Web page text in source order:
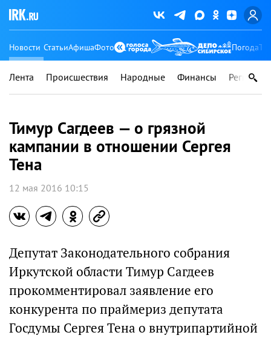
Новости СтатьиАфишаФото Погода
Лента Происшествия Народные Финансы Регионы
Тимур Сагдеев — о грязной
кампании в отношении Сергея
Тена
12 мая 2016 10:15
Депутат Законодательного собрания
Иркутской области Тимур Сагдеев
прокомментировал заявление его
конкурента по праймериз депутата
Госдумы Сергея Тена о внутрипартийной